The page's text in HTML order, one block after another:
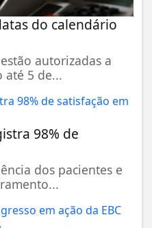
do calendário
autorizadas a
5 de...
98% de
dos pacientes e